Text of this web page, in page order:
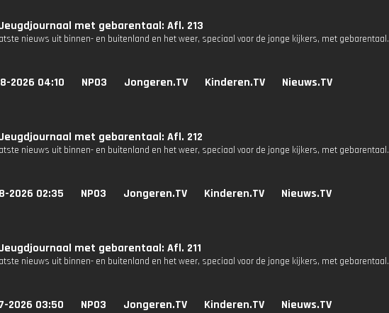
Jeugdjournaal met gebarentaal: Afl. 213
nieuws uit binnen- en buitenland en het weer, speciaal voor de jonge kijkers, met gebarentaal.
2026 04:10 NPO3 Jongeren.TV Kinderen.TV Nieuws.TV
Jeugdjournaal met gebarentaal: Afl. 212
nieuws uit binnen- en buitenland en het weer, speciaal voor de jonge kijkers, met gebarentaal.
2026 02:35 NPO3 Jongeren.TV Kinderen.TV Nieuws.TV
Jeugdjournaal met gebarentaal: Afl. 211
nieuws uit binnen- en buitenland en het weer, speciaal voor de jonge kijkers, met gebarentaal.
2026 03:50 NPO3 Jongeren.TV Kinderen.TV Nieuws.TV